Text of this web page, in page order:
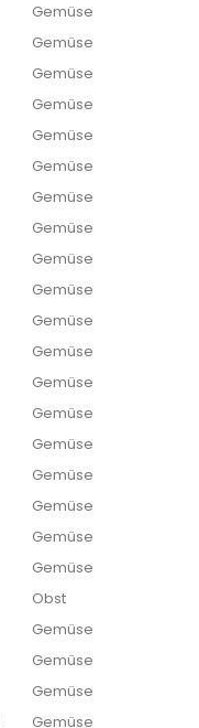
Gemüse
Gemüse
Gemüse
Gemüse
Gemüse
Gemüse
Gemüse
Gemüse
Gemüse
Gemüse
Gemüse
Gemüse
Gemüse
Gemüse
Gemüse
Gemüse
Gemüse
Gemüse
Gemüse
Obst
Gemüse
Gemüse
Gemüse
Gemüse